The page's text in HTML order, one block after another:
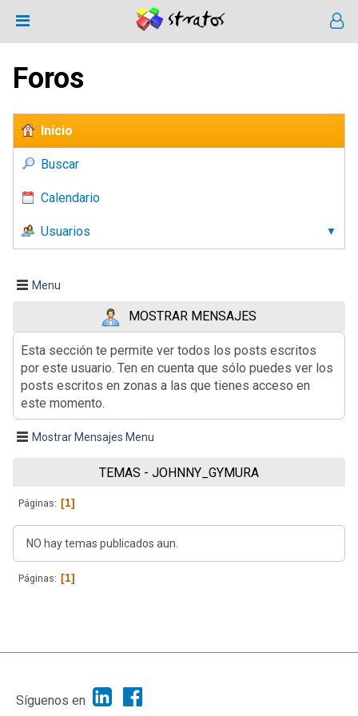
Foros
Inicio
Buscar
Calendario
Usuarios
Menu
MOSTRAR MENSAJES
Esta sección te permite ver todos los posts escritos
por este usuario. Ten en cuenta que sólo puedes ver los
posts escritos en zonas a las que tienes acceso en
este momento.
Mostrar Mensajes Menu
TEMAS - JOHNNY_GYMURA
Páginas 1
NO hay temas publicados aun.
Páginas 1
|
Síguenos en